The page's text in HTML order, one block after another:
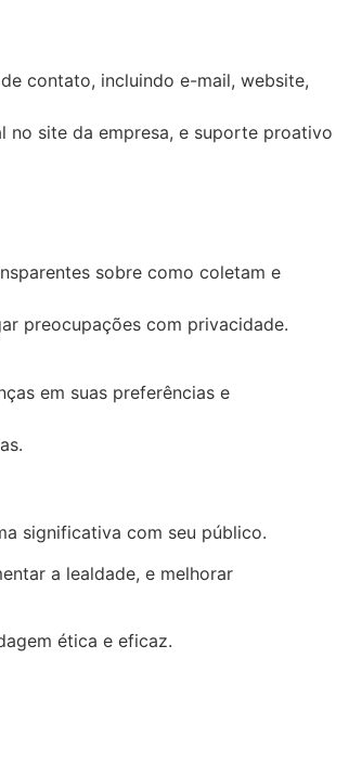
contato, incluindo e-mail, website,
no site da empresa, e suporte proativo
sobre como coletam e
preocupações com privacidade.
em suas preferências e
significativa com seu público.
a lealdade, e melhorar
ética e eficaz.